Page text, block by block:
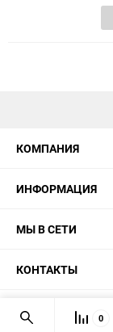
КОМПАНИЯ
ИНФОРМАЦИЯ
МЫ В СЕТИ
КОНТАКТЫ
0